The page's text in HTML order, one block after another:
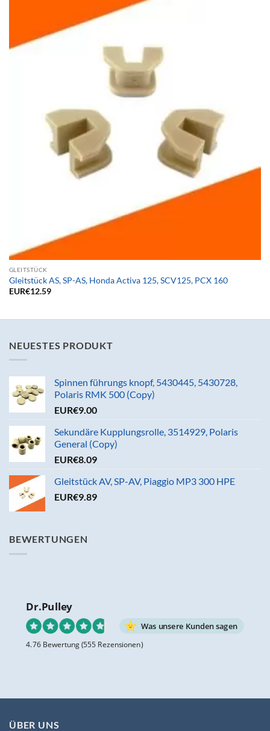
GLEITSTÜCK
Gleitstück AS, SP-AS, Honda Activa 125, SCV125, PCX 160
EUR€12.59
NEUESTES PRODUKT
Spinnen führungs knopf, 5430445, 5430728,
Polaris RMK 500 (Copy)
EUR€9.00
Sekundäre Kupplungsrolle, 3514929, Polaris
General (Copy)
EUR€8.09
Gleitstück AV, SP-AV, Piaggio MP3 300 HPE
EUR€9.89
BEWERTUNGEN
Dr.Pulley
Was unsere Kunden sagen
4.76 Bewertung (555 Rezensionen)
ÜBER UNS